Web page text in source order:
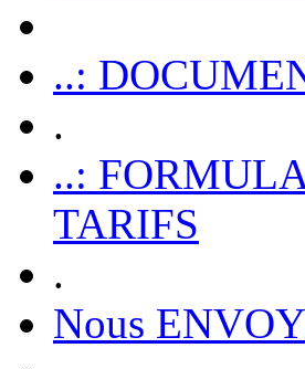
..:
.
..:
TARIFS
.
Nous